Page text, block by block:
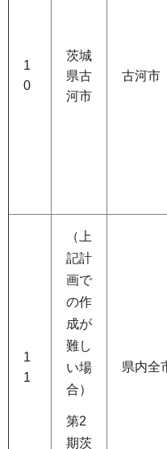
1
0
茨城
県古
河市
古河市
1
1
（上
記計
画で
の作
成が
難し
い場
合）
第2
期茨
県内全